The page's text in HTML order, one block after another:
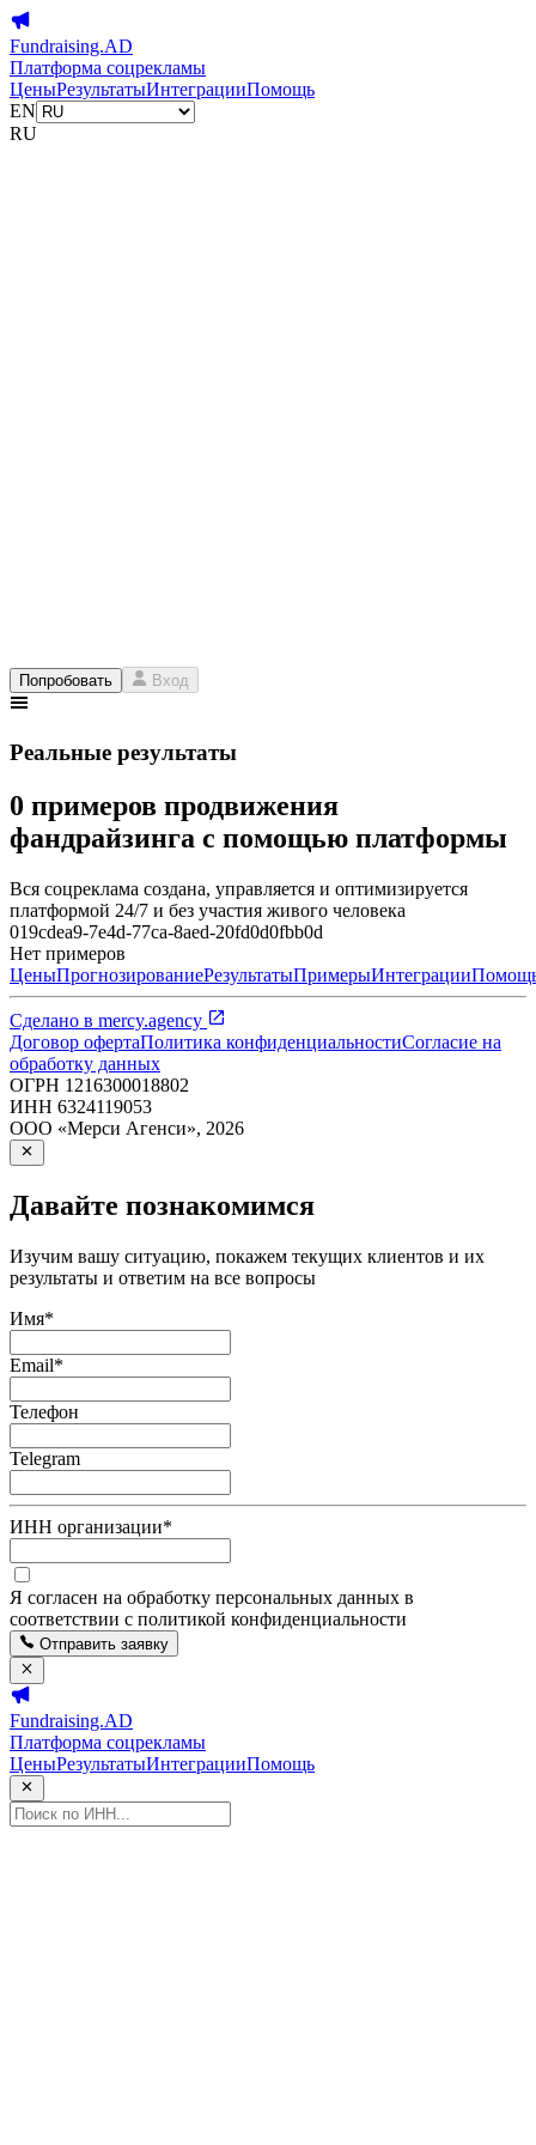
Fundraising.AD
Платформа соцрекламы
ЦеныРезультатыИнтеграцииПомощь
EN
RU
Попробовать Вход
Реальные результаты
0 примеров продвижения
фандрайзинга с помощью платформы
Вся соцреклама создана, управляется и оптимизируется
платформой 24/7 и без участия живого человека
019cdea9-7e4d-77ca-8aed-20fd0d0fbb0d
Нет примеров
ЦеныПрогнозированиеРезультатыПримерыИнтеграции
Сделано в mercy.agency
Договор офертаПолитика конфиденциальностиСогласие на
обработку данных
ОГРН 1216300018802
ИНН 6324119053
ООО «Мерси Агенси», 2026
Давайте познакомимся
Изучим вашу ситуацию, покажем текущих клиентов и их
результаты и ответим на все вопросы
Имя*
Email*
Телефон
Telegram
ИНН организации*
Я согласен на обработку персональных данных в
соответствии с политикой конфиденциальности
Отправить заявку
Fundraising.AD
Платформа соцрекламы
ЦеныРезультатыИнтеграцииПомощь